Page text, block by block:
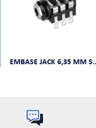
EMBASE JACK 6,35